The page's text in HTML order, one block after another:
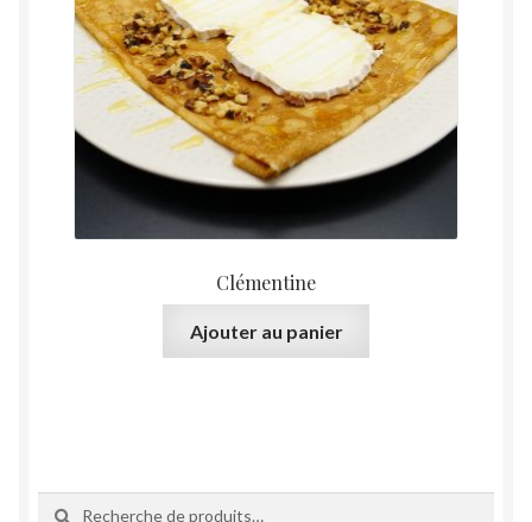
Clémentine
Ajouter au panier